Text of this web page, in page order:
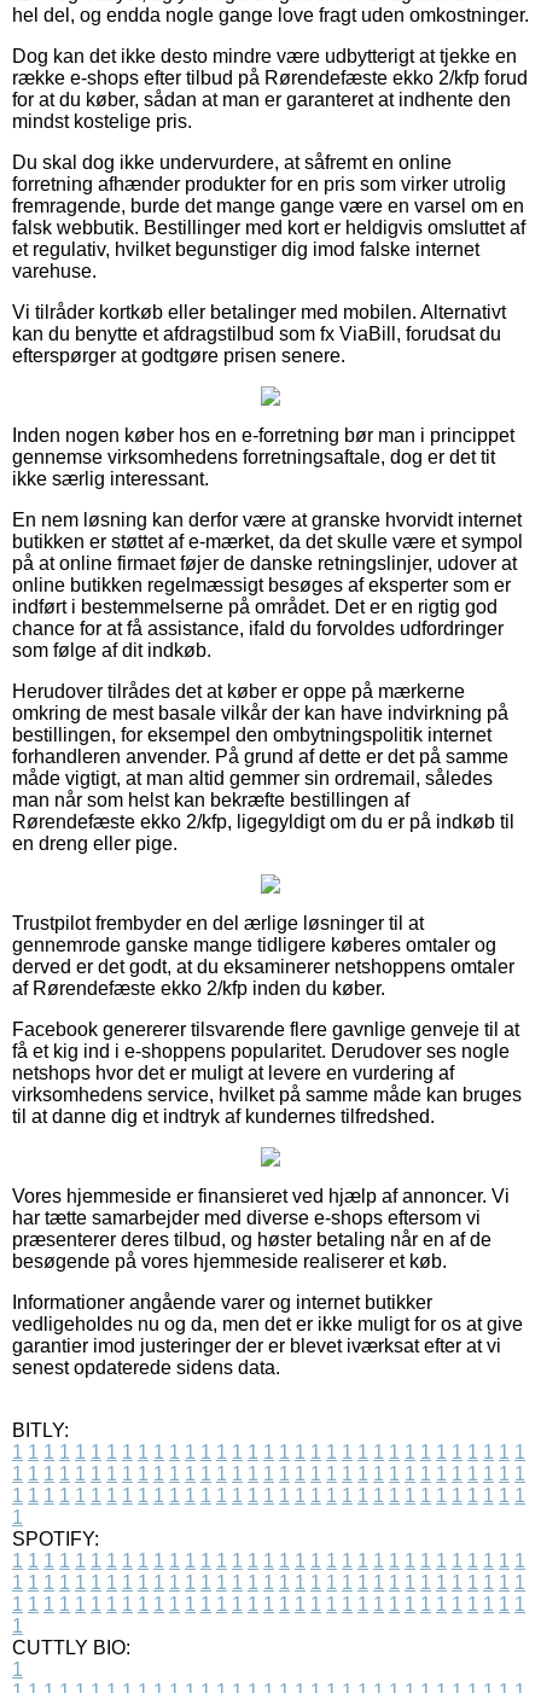
hel del, og endda nogle gange love fragt uden omkostninger.
Dog kan det ikke desto mindre være udbytterigt at tjekke en
række e-shops efter tilbud på Rørendefæste ekko 2/kfp forud
for at du køber, sådan at man er garanteret at indhente den
mindst kostelige pris.
Du skal dog ikke undervurdere, at såfremt en online
forretning afhænder produkter for en pris som virker utrolig
fremragende, burde det mange gange være en varsel om en
falsk webbutik. Bestillinger med kort er heldigvis omsluttet af
et regulativ, hvilket begunstiger dig imod falske internet
varehuse.
Vi tilråder kortkøb eller betalinger med mobilen. Alternativt
kan du benytte et afdragstilbud som fx ViaBill, forudsat du
efterspørger at godtgøre prisen senere.
Inden nogen køber hos en e-forretning bør man i princippet
gennemse virksomhedens forretningsaftale, dog er det tit
ikke særlig interessant.
En nem løsning kan derfor være at granske hvorvidt internet
butikken er støttet af e-mærket, da det skulle være et sympol
på at online firmaet føjer de danske retningslinjer, udover at
online butikken regelmæssigt besøges af eksperter som er
indført i bestemmelserne på området. Det er en rigtig god
chance for at få assistance, ifald du forvoldes udfordringer
som følge af dit indkøb.
Herudover tilrådes det at køber er oppe på mærkerne
omkring de mest basale vilkår der kan have indvirkning på
bestillingen, for eksempel den ombytningspolitik internet
forhandleren anvender. På grund af dette er det på samme
måde vigtigt, at man altid gemmer sin ordremail, således
man når som helst kan bekræfte bestillingen af
Rørendefæste ekko 2/kfp, ligegyldigt om du er på indkøb til
en dreng eller pige.
Trustpilot frembyder en del ærlige løsninger til at
gennemrode ganske mange tidligere køberes omtaler og
derved er det godt, at du eksaminerer netshoppens omtaler
af Rørendefæste ekko 2/kfp inden du køber.
Facebook genererer tilsvarende flere gavnlige genveje til at
få et kig ind i e-shoppens popularitet. Derudover ses nogle
netshops hvor det er muligt at levere en vurdering af
virksomhedens service, hvilket på samme måde kan bruges
til at danne dig et indtryk af kundernes tilfredshed.
Vores hjemmeside er finansieret ved hjælp af annoncer. Vi
har tætte samarbejder med diverse e-shops eftersom vi
præsenterer deres tilbud, og høster betaling når en af de
besøgende på vores hjemmeside realiserer et køb.
Informationer angående varer og internet butikker
vedligeholdes nu og da, men det er ikke muligt for os at give
garantier imod justeringer der er blevet iværksat efter at vi
senest opdaterede sidens data.
BITLY:
1 1 1 1 1 1 1 1 1 1 1 1 1 1 1 1 1 1 1 1 1 1 1 1 1 1 1 1 1 1 1 1 1
1 1 1 1 1 1 1 1 1 1 1 1 1 1 1 1 1 1 1 1 1 1 1 1 1 1 1 1 1 1 1 1 1
1 1 1 1 1 1 1 1 1 1 1 1 1 1 1 1 1 1 1 1 1 1 1 1 1 1 1 1 1 1 1 1 1
1
SPOTIFY:
1 1 1 1 1 1 1 1 1 1 1 1 1 1 1 1 1 1 1 1 1 1 1 1 1 1 1 1 1 1 1 1 1
1 1 1 1 1 1 1 1 1 1 1 1 1 1 1 1 1 1 1 1 1 1 1 1 1 1 1 1 1 1 1 1 1
1 1 1 1 1 1 1 1 1 1 1 1 1 1 1 1 1 1 1 1 1 1 1 1 1 1 1 1 1 1 1 1 1
1
CUTTLY BIO:
1